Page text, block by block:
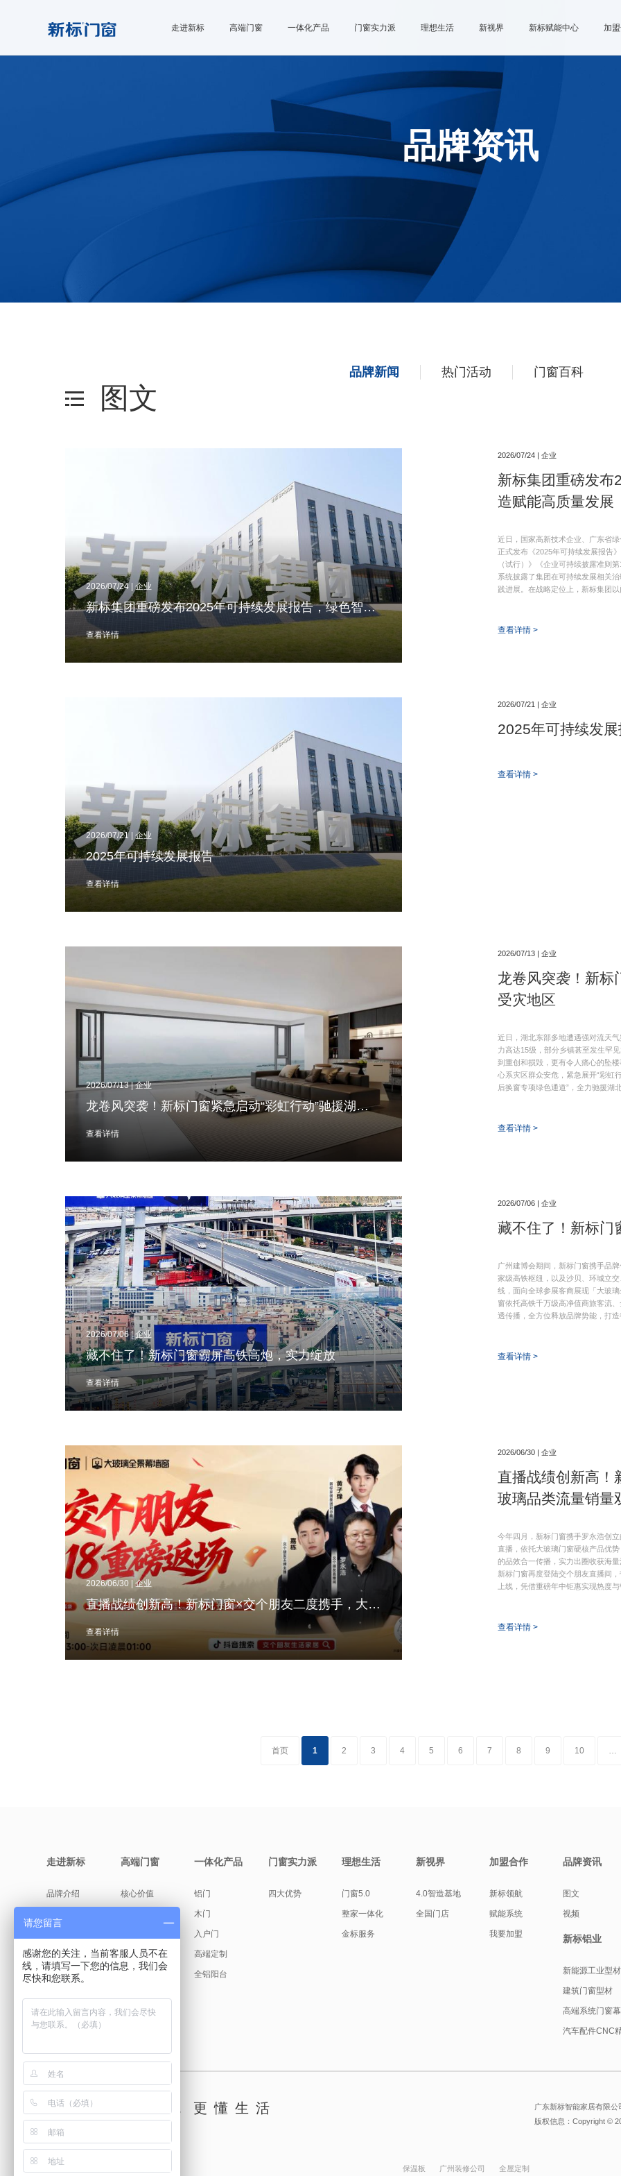
走进新标 高端门窗 一体化产品 门窗实力派 理想生活 新视界 新标赋能中心 加
品牌资讯
图文
品牌新闻 热门活动 门窗百科
2026/07/24 | 企业
新标集团重磅发布2025年可持续发展报告，绿色智造赋能高质量发展
查看详情
2026/07/24 | 企业
新标集团重磅发布
造赋能高质量发展
近日，国家高新技术企业、广东省
正式发布《2025年可持续发展报告
（试行）》《企业可持续披露准
系统披露了集团在可持续发展相关
践进展。在战略定位上，新标集团
查看详情 >
2026/07/21 | 企业
2025年可持续发展报告
查看详情
2026/07/21 | 企业
2025年可持续发
查看详情 >
2026/07/13 | 企业
龙卷风突袭！新标门窗紧急启动“彩虹行动”驰援湖北受灾地区
查看详情
2026/07/13 | 企业
龙卷风突袭！新标
受灾地区
近日，湖北东部多地遭遇强对流天
力高达15级，部分乡镇甚至发生罕
到重创和损毁，更有令人痛心的坠
心系灾区群众安危，紧急展开“彩虹
后换窗专项绿色通道”，全力驰援湖
查看详情 >
2026/07/06 | 企业
藏不住了！新标门窗霸屏高铁高炮，实力绽放
查看详情
2026/07/06 | 企业
藏不住了！新标门
广州建博会期间，新标门窗携手品
家级高铁枢纽，以及沙贝、环城立
线，面向全球参展客商展现「大玻
窗依托高铁千万级高净值商旅客流
透传播，全方位释放品牌势能，打
查看详情 >
2026/06/30 | 企业
直播战绩创新高！新标门窗×交个朋友二度携手，大玻璃品类流量销量双爆火
查看详情
2026/06/30 | 企业
直播战绩创新高！
玻璃品类流量销量
今年四月，新标门窗携手罗永浩创
直播，依托大玻璃门窗硬核产品优
的品效合一传播，实力出圈收获海
新标门窗再度登陆交个朋友直播间
上线，凭借重磅年中钜惠实现热度
查看详情 >
首页 1 2 3 4 5 6 7 8 9 10 …
走进新标
品牌介绍
发展历程
荣耀见证
古天乐代言
高端门窗
核心价值
一体化产品
铝门
木门
入户门
高端定制
全铝阳台
门窗实力派
四大优势
理想生活
门窗5.0
整家一体化
金标服务
新视界
4.0智造基地
全国门店
加盟合作
新标领航
赋能系统
我要加盟
品牌资讯
图文
视频
新标铝业
新能源工业型材
建筑门窗型材
高端系统门窗
汽车配件CNC
懂你，更懂生活
广东新标智能家居有限
版权信息：Copyright ©
保温板 广州装修公司 全屋定制
请您留言
感谢您的关注，当前客服人员不在
线，请填写一下您的信息，我们会
尽快和您联系。